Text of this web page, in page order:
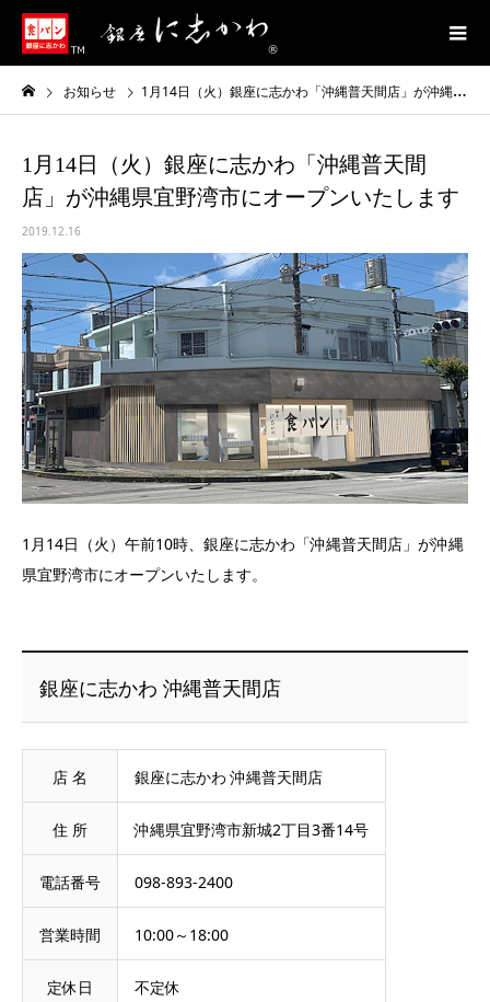
お知らせ 1月14日（火）銀座に志かわ「沖縄普天間店」が沖縄県宜野湾市にオープンいたします
1月14日（火）銀座に志かわ「沖縄普天間
店」が沖縄県宜野湾市にオープンいたします
2019.12.16
1月14日（火）午前10時、銀座に志かわ「沖縄普天間店」が沖縄
県宜野湾市にオープンいたします。
銀座に志かわ 沖縄普天間店
店 名 銀座に志かわ 沖縄普天間店
住 所 沖縄県宜野湾市新城2丁目3番14号
電話番号 098‐893‐2400
営業時間 10:00～18:00
定休日 不定休